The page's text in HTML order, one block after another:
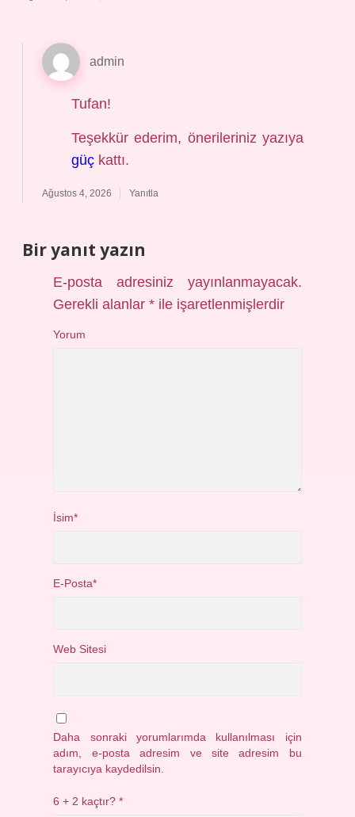
admin
Tufan!
Teşekkür ederim, önerileriniz yazıya
güçkattı.
Ağustos 4, 2026 Yanıtla
Bir yanıt yazın
E-posta adresiniz yayınlanmayacak.
Gerekli alanlar* ile işaretlenmişlerdir
Yorum
İsim*
E-Posta*
Web Sitesi
Daha sonraki yorumlarımda kullanılması için
adım, e-posta adresim ve site adresim bu
tarayıcıya kaydedilsin.
6 + 2 kaçtır?*